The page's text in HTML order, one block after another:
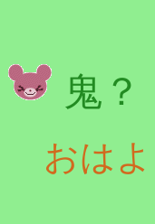
鬼？
おは